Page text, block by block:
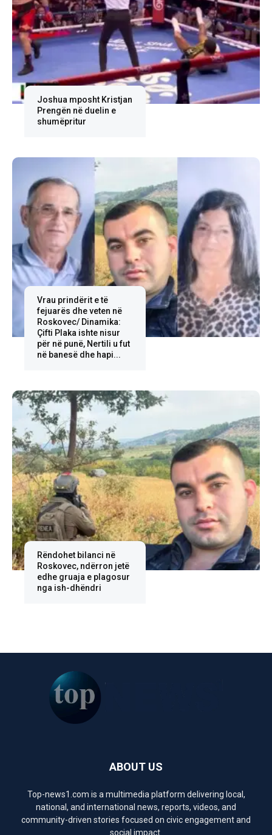
Joshua mposht Kristjan
Prengën në duelin e
shumëpritur
Vrau prindërit e të
fejuarës dhe veten në
Roskovec/ Dinamika:
Çifti Plaka ishte nisur
për në punë, Nertili u fut
në banesë dhe hapi...
Rëndohet bilanci në
Roskovec, ndërron jetë
edhe gruaja e plagosur
nga ish-dhëndri
ABOUT US
Top-news1.com is a multimedia platform delivering local,
national, and international news, reports, videos, and
community-driven stories focused on civic engagement and
social impact.